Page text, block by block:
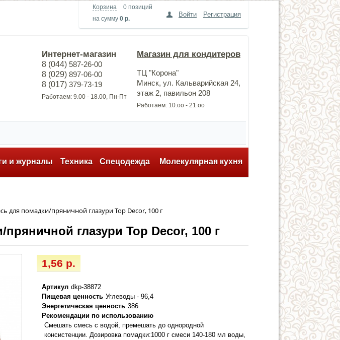
Корзина
0 позиций
на сумму 0 р.
Войти Регистрация
Интернет-магазин
8 (044) 587-26-00
8 (029) 897-06-00
8 (017) 379-73-19
Работаем: 9.00 - 18.00, Пн-Пт
Магазин для кондитеров
ТЦ "Корона"
Минск, ул. Кальварийская 24,
этаж 2, павильон 208
Работаем: 10.оо - 21.оо
и журналы Техника Спецодежда Молекулярная кухня
для помадки/пряничной глазури Top Decor, 100 г
глазури Top Decor, 100 г
1,56 р.
Артикул dkp-38872
Пищевая ценность Углеводы - 96,4
Энергетическая ценность 386
Рекомендации по использованию
Смешать смесь с водой, премешать до однородной
консистенции. Дозировка помадки:1000 г смеси 140-180 мл воды,